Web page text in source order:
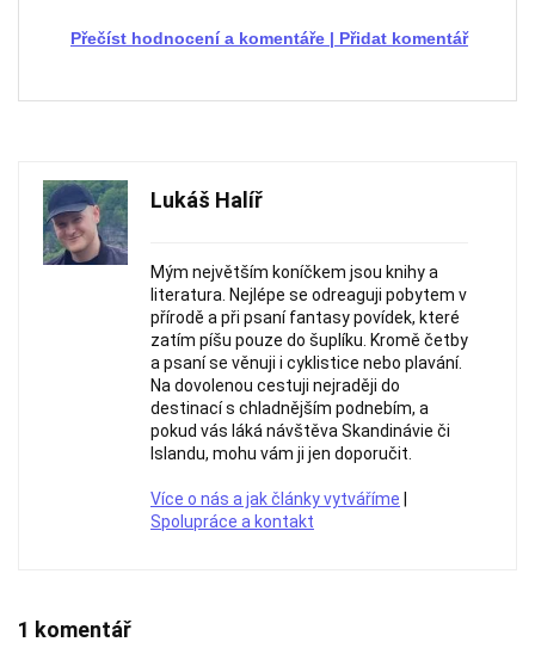
Přidat komentář
|
Přečíst hodnocení a komentáře
Lukáš Halíř
Mým největším koníčkem jsou knihy a
literatura. Nejlépe se odreaguji pobytem v
přírodě a při psaní fantasy povídek, které
zatím píšu pouze do šuplíku. Kromě četby
a psaní se věnuji i cyklistice nebo plavání.
Na dovolenou cestuji nejraději do
destinací s chladnějším podnebím, a
pokud vás láká návštěva Skandinávie či
Islandu, mohu vám ji jen doporučit.
Více o nás a jak články vytváříme
Spolupráce a kontakt
1 komentář